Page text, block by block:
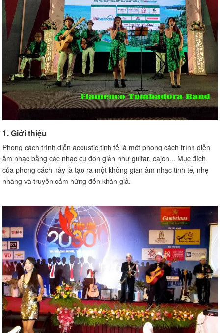
1. Giới thiệu
Phong cách trình diễn acoustic tinh tế là một phong cách trình diễn
âm nhạc bằng các nhạc cụ đơn giản như guitar, cajon... Mục đích
của phong cách này là tạo ra một không gian âm nhạc tinh tế, nhẹ
nhàng và truyền cảm hứng đến khán giả.